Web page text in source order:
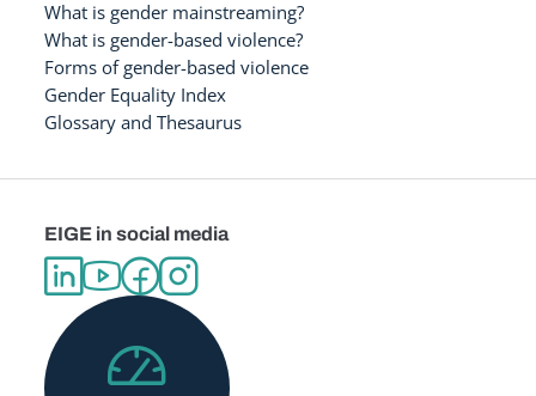
What is gender mainstreaming?
What is gender-based violence?
Forms of gender-based violence
Gender Equality Index
Glossary and Thesaurus
EIGE in social media